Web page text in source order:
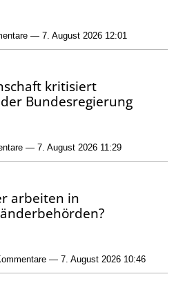
— 7. August 2026 12:01
kritisiert
Bundesregierung
— 7. August 2026 11:29
arbeiten in
— 7. August 2026 10:46